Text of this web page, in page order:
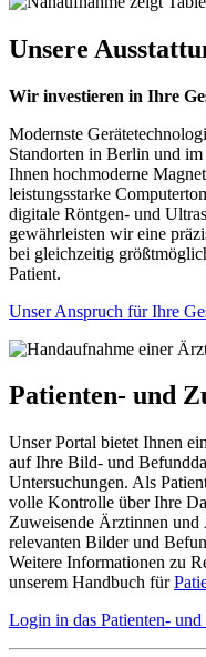
Unsere
Wir investieren in Ihre
Modernste
Standorten in Berlin und
Ihnen hochmoderne
leistungsstarke
digitale Röntgen- und
gewährleisten wir eine
bei gleichzeitig
Patient.
Unser Anspruch für Ihre
Patienten- und
Unser Portal bietet Ihnen
auf Ihre Bild- und
Untersuchungen. Als
volle Kontrolle über Ihre
Zuweisende Ärztinnen
relevanten Bilder und
Weitere Informationen zu
unserem Handbuch für
Login in das Patienten-